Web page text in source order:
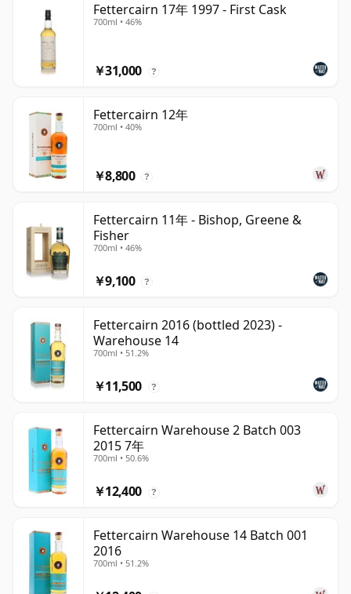
Fettercairn 17年 1997 - First Cask
700ml • 46%
￥31,000 ?
Fettercairn 12年
700ml • 40%
￥8,800 ?
Fettercairn 11年 - Bishop, Greene &
Fisher
700ml • 46%
￥9,100 ?
Fettercairn 2016 (bottled 2023) -
Warehouse 14
700ml • 51.2%
￥11,500 ?
Fettercairn Warehouse 2 Batch 003
2015 7年
700ml • 50.6%
￥12,400 ?
Fettercairn Warehouse 14 Batch 001
2016
700ml • 51.2%